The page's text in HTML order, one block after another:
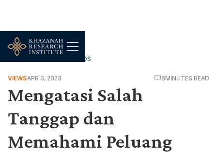
WORK, JOBS & LIVELIHOODS
VIEWSAPR 3, 2023 6MINUTES READ
Mengatasi Salah
Tanggap dan
Memahami Peluang